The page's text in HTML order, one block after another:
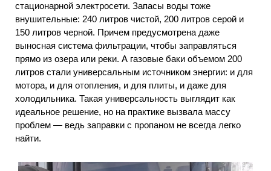
стационарной электросети. Запасы воды тоже
внушительные: 240 литров чистой, 200 литров серой и
150 литров черной. Причем предусмотрена даже
выносная система фильтрации, чтобы заправляться
прямо из озера или реки. А газовые баки объемом 200
литров стали универсальным источником энергии: и для
мотора, и для отопления, и для плиты, и даже для
холодильника. Такая универсальность выглядит как
идеальное решение, но на практике вызвала массу
проблем — ведь заправки с пропаном не всегда легко
найти.